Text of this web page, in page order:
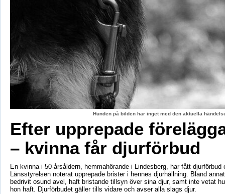
Hunden på bilden har inget med den aktuella
Efter upprepade
– kvinna får djurförbud
En kvinna i 50-årsåldern, hemmahörande i Lindesberg, har fått djurförbud
Länsstyrelsen noterat upprepade brister i hennes djurhållning. Bland
bedrivit osund avel, haft bristande tillsyn över sina djur, samt inte vetat
hon haft. Djurförbudet gäller tills vidare och avser alla slags djur.